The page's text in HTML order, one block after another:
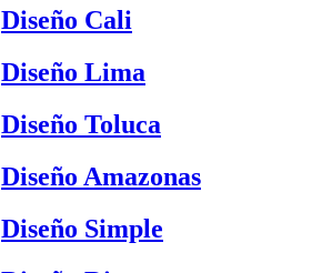
Diseño Cali
Diseño Lima
Diseño Toluca
Diseño Amazonas
Diseño Simple